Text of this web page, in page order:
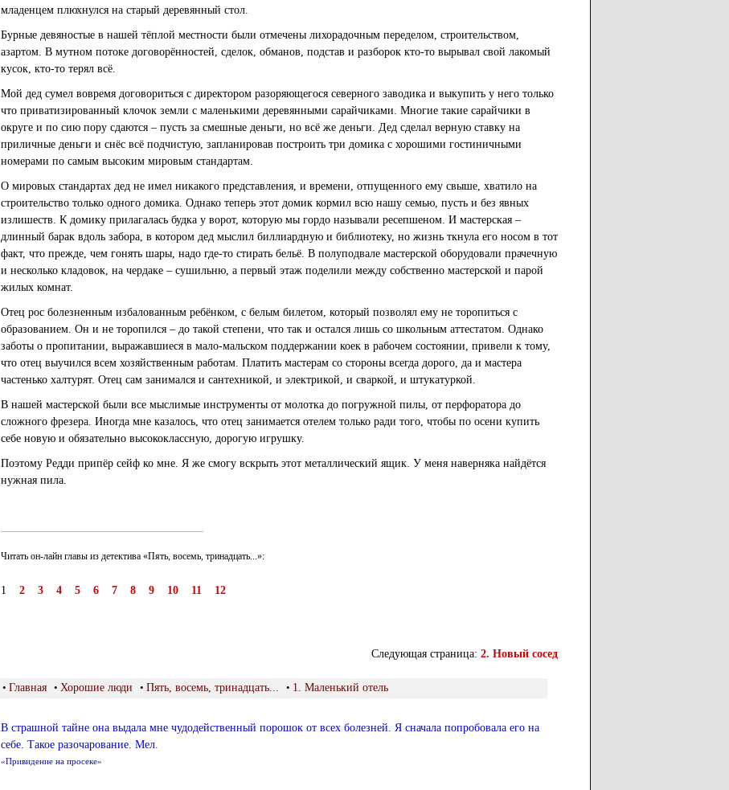
младенцем плюхнулся на старый деревянный стол.
Бурные девяностые в нашей тёплой местности были отмечены лихорадочным переделом, строительством,
азартом. В мутном потоке договорённостей, сделок, обманов, подстав и разборок кто-то вырывал свой лакомый
кусок, кто-то терял всё.
Мой дед сумел вовремя договориться с директором разоряющегося северного заводика и выкупить у него только
что приватизированный клочок земли с маленькими деревянными сарайчиками. Многие такие сарайчики в
округе и по сию пору сдаются – пусть за смешные деньги, но всё же деньги. Дед сделал верную ставку на
приличные деньги и снёс всё подчистую, запланировав построить три домика с хорошими гостиничными
номерами по самым высоким мировым стандартам.
О мировых стандартах дед не имел никакого представления, и времени, отпущенного ему свыше, хватило на
строительство только одного домика. Однако теперь этот домик кормил всю нашу семью, пусть и без явных
излишеств. К домику прилагалась будка у ворот, которую мы гордо называли ресепшеном. И мастерская –
длинный барак вдоль забора, в котором дед мыслил биллиардную и библиотеку, но жизнь ткнула его носом в тот
факт, что прежде, чем гонять шары, надо где-то стирать бельё. В полуподвале мастерской оборудовали прачечную
и несколько кладовок, на чердаке – сушильню, а первый этаж поделили между собственно мастерской и парой
жилых комнат.
Отец рос болезненным избалованным ребёнком, с белым билетом, который позволял ему не торопиться с
образованием. Он и не торопился – до такой степени, что так и остался лишь со школьным аттестатом. Однако
заботы о пропитании, выражавшиеся в мало-мальском поддержании коек в рабочем состоянии, привели к тому,
что отец выучился всем хозяйственным работам. Платить мастерам со стороны всегда дорого, да и мастера
частенько халтурят. Отец сам занимался и сантехникой, и электрикой, и сваркой, и штукатуркой.
В нашей мастерской были все мыслимые инструменты от молотка до погружной пилы, от перфоратора до
сложного фрезера. Иногда мне казалось, что отец занимается отелем только ради того, чтобы по осени купить
себе новую и обязательно высококлассную, дорогую игрушку.
Поэтому Редди припёр сейф ко мне. Я же смогу вскрыть этот металлический ящик. У меня наверняка найдётся
нужная пила.
——————————————————
Читать он-лайн главы из детектива «Пять, восемь, тринадцать...»:
1 2 3 4 5 6 7 8 9 10 11 12
Следующая страница: 2. Новый сосед
• Главная • Хорошие люди • Пять, восемь, тринадцать... • 1. Маленький отель
В страшной тайне она выдала мне чудодейственный порошок от всех болезней. Я сначала попробовала его на
себе. Такое разочарование. Мел.
«Привидение на просеке»